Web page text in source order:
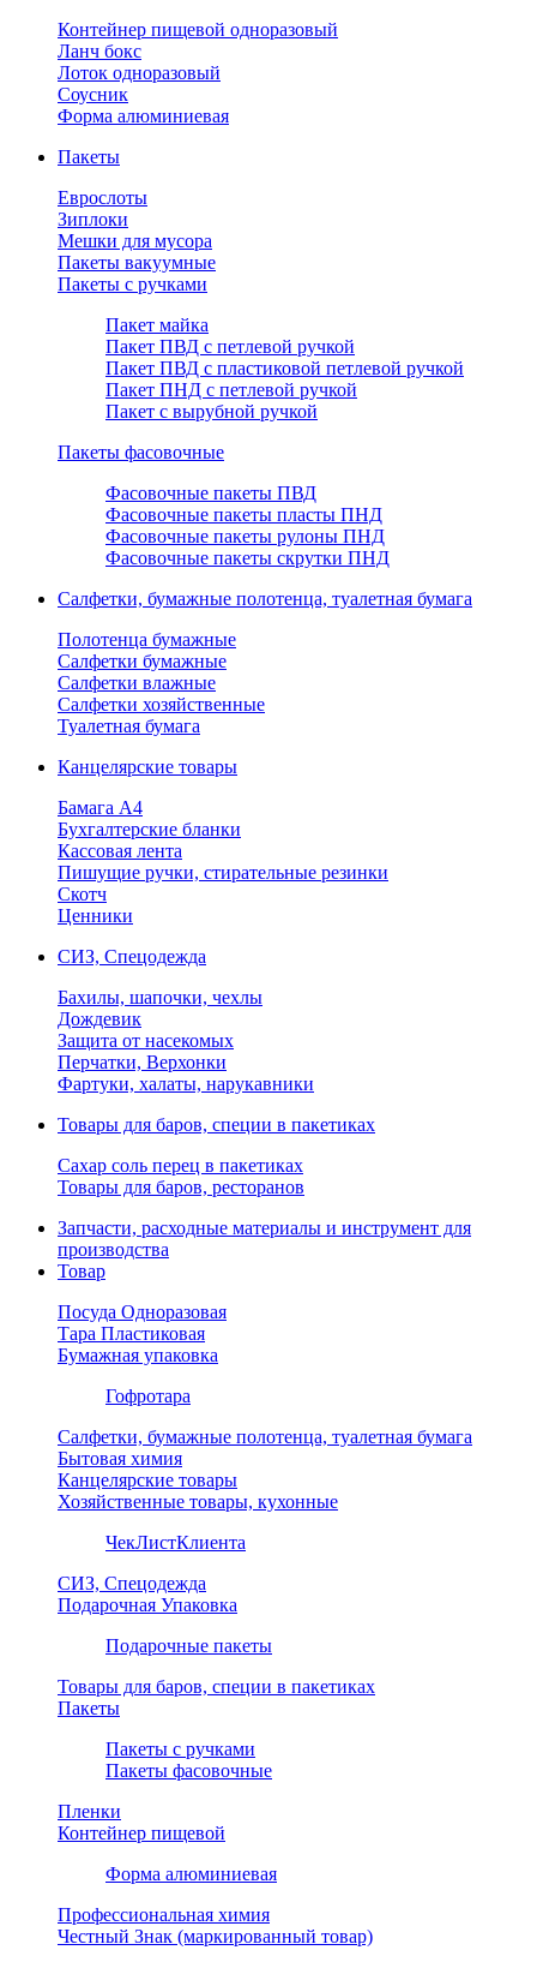
Контейнер пищевой одноразовый
Ланч бокс
Лоток одноразовый
Соусник
Форма алюминиевая
Пакеты
Еврослоты
Зиплоки
Мешки для мусора
Пакеты вакуумные
Пакеты с ручками
Пакет майка
Пакет ПВД с петлевой ручкой
Пакет ПВД с пластиковой петлевой ручкой
Пакет ПНД с петлевой ручкой
Пакет с вырубной ручкой
Пакеты фасовочные
Фасовочные пакеты ПВД
Фасовочные пакеты пласты ПНД
Фасовочные пакеты рулоны ПНД
Фасовочные пакеты скрутки ПНД
Салфетки, бумажные полотенца, туалетная бумага
Полотенца бумажные
Салфетки бумажные
Салфетки влажные
Салфетки хозяйственные
Туалетная бумага
Канцелярские товары
Бамага А4
Бухгалтерские бланки
Кассовая лента
Пишущие ручки, стирательные резинки
Скотч
Ценники
СИЗ, Спецодежда
Бахилы, шапочки, чехлы
Дождевик
Защита от насекомых
Перчатки, Верхонки
Фартуки, халаты, нарукавники
Товары для баров, специи в пакетиках
Сахар соль перец в пакетиках
Товары для баров, ресторанов
Запчасти, расходные материалы и инструмент для
производства
Товар
Посуда Одноразовая
Тара Пластиковая
Бумажная упаковка
Гофротара
Салфетки, бумажные полотенца, туалетная бумага
Бытовая химия
Канцелярские товары
Хозяйственные товары, кухонные
ЧекЛистКлиента
СИЗ, Спецодежда
Подарочная Упаковка
Подарочные пакеты
Товары для баров, специи в пакетиках
Пакеты
Пакеты с ручками
Пакеты фасовочные
Пленки
Контейнер пищевой
Форма алюминиевая
Профессиональная химия
Честный Знак (маркированный товар)